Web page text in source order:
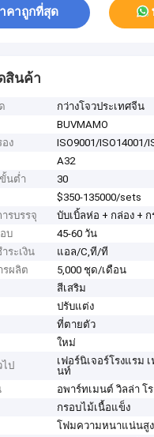
คาถูกที่สุด
สินค้า
กว่างโจวประเทศจีน
BUVMAMO
ง
ISO9001/ISO14001/
A32
นต่ำ
30
$350-135000/sets
รบรรจุ
บับเบิ้ลห่อ + กล่อง +
บ
45-60 วัน
ระเงิน
แอล/C,ที/ที
รผลิต
5,000 ชุด/เดือน
สีเสริม
ปรับแต่ง
ที่ตายตัว
ใหม่
ป
เฟอร์นิเจอร์โรงแรม
นท์
อพาร์ทเมนต์ วิลล่า โ
กรอบไม้เนื้อแข็ง
โฟมความหนาแน่นสู